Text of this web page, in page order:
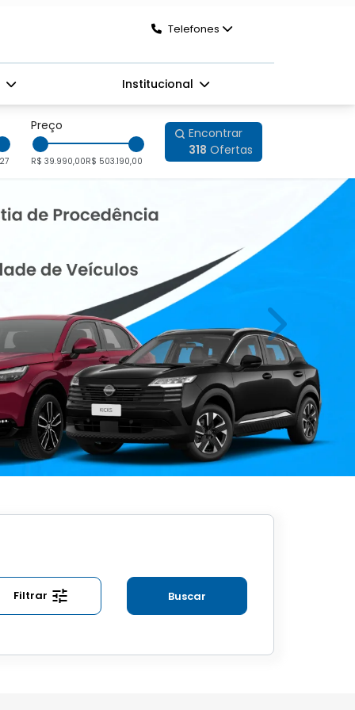
Telefones
Institucional
Preço
R$ 39.990,00R$ 503.190,00
Encontrar
318 Ofertas